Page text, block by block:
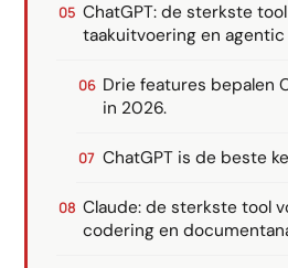
ChatGPT: de sterkste
taakuitvoering en
Drie features bepalen
in 2026.
ChatGPT is de beste
Claude: de sterkste tool
codering en